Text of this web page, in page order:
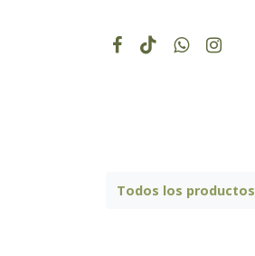
Todos los productos